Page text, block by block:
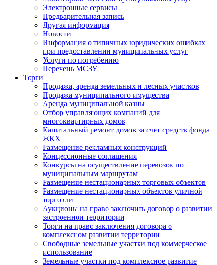
Электронные сервисы
Предварительная запись
Другая информация
Новости
Информация о типичных юридических ошибках
при предоставлении муниципальных услуг
Услуги по погребению
Перечень МСЗУ
Торги
Продажа, аренда земельных и лесных участков
Продажа муниципального имущества
Аренда муниципальной казны
Отбор управляющих компаний для
многоквартирных домов
Капитальный ремонт домов за счет средств фонда
ЖКХ
Размещение рекламных конструкций
Концессионные соглашения
Конкурсы на осуществление перевозок по
муниципальным маршрутам
Размещение нестационарных торговых объектов
Размещение нестационарных объектов уличной
торговли
Аукционы на право заключить договор о развитии
застроенной территории
Торги на право заключения договора о
комплексном развитии территории
Свободные земельные участки под коммерческое
использование
Земельные участки под комплексное развитие